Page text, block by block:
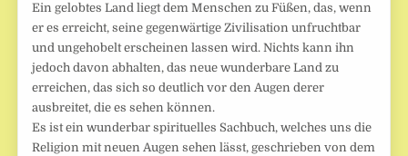
Ein gelobtes Land liegt dem Menschen zu Füßen, das, wenn
er es erreicht, seine gegenwärtige Zivilisation unfruchtbar
und ungehobelt erscheinen lassen wird. Nichts kann ihn
jedoch davon abhalten, das neue wunderbare Land zu
erreichen, das sich so deutlich vor den Augen derer
ausbreitet, die es sehen können.
Es ist ein wunderbar spirituelles Sachbuch, welches uns die
Religion mit neuen Augen sehen lässt, geschrieben von dem